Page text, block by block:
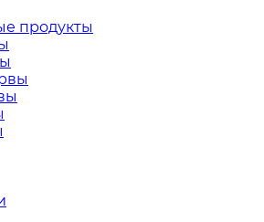
продукты